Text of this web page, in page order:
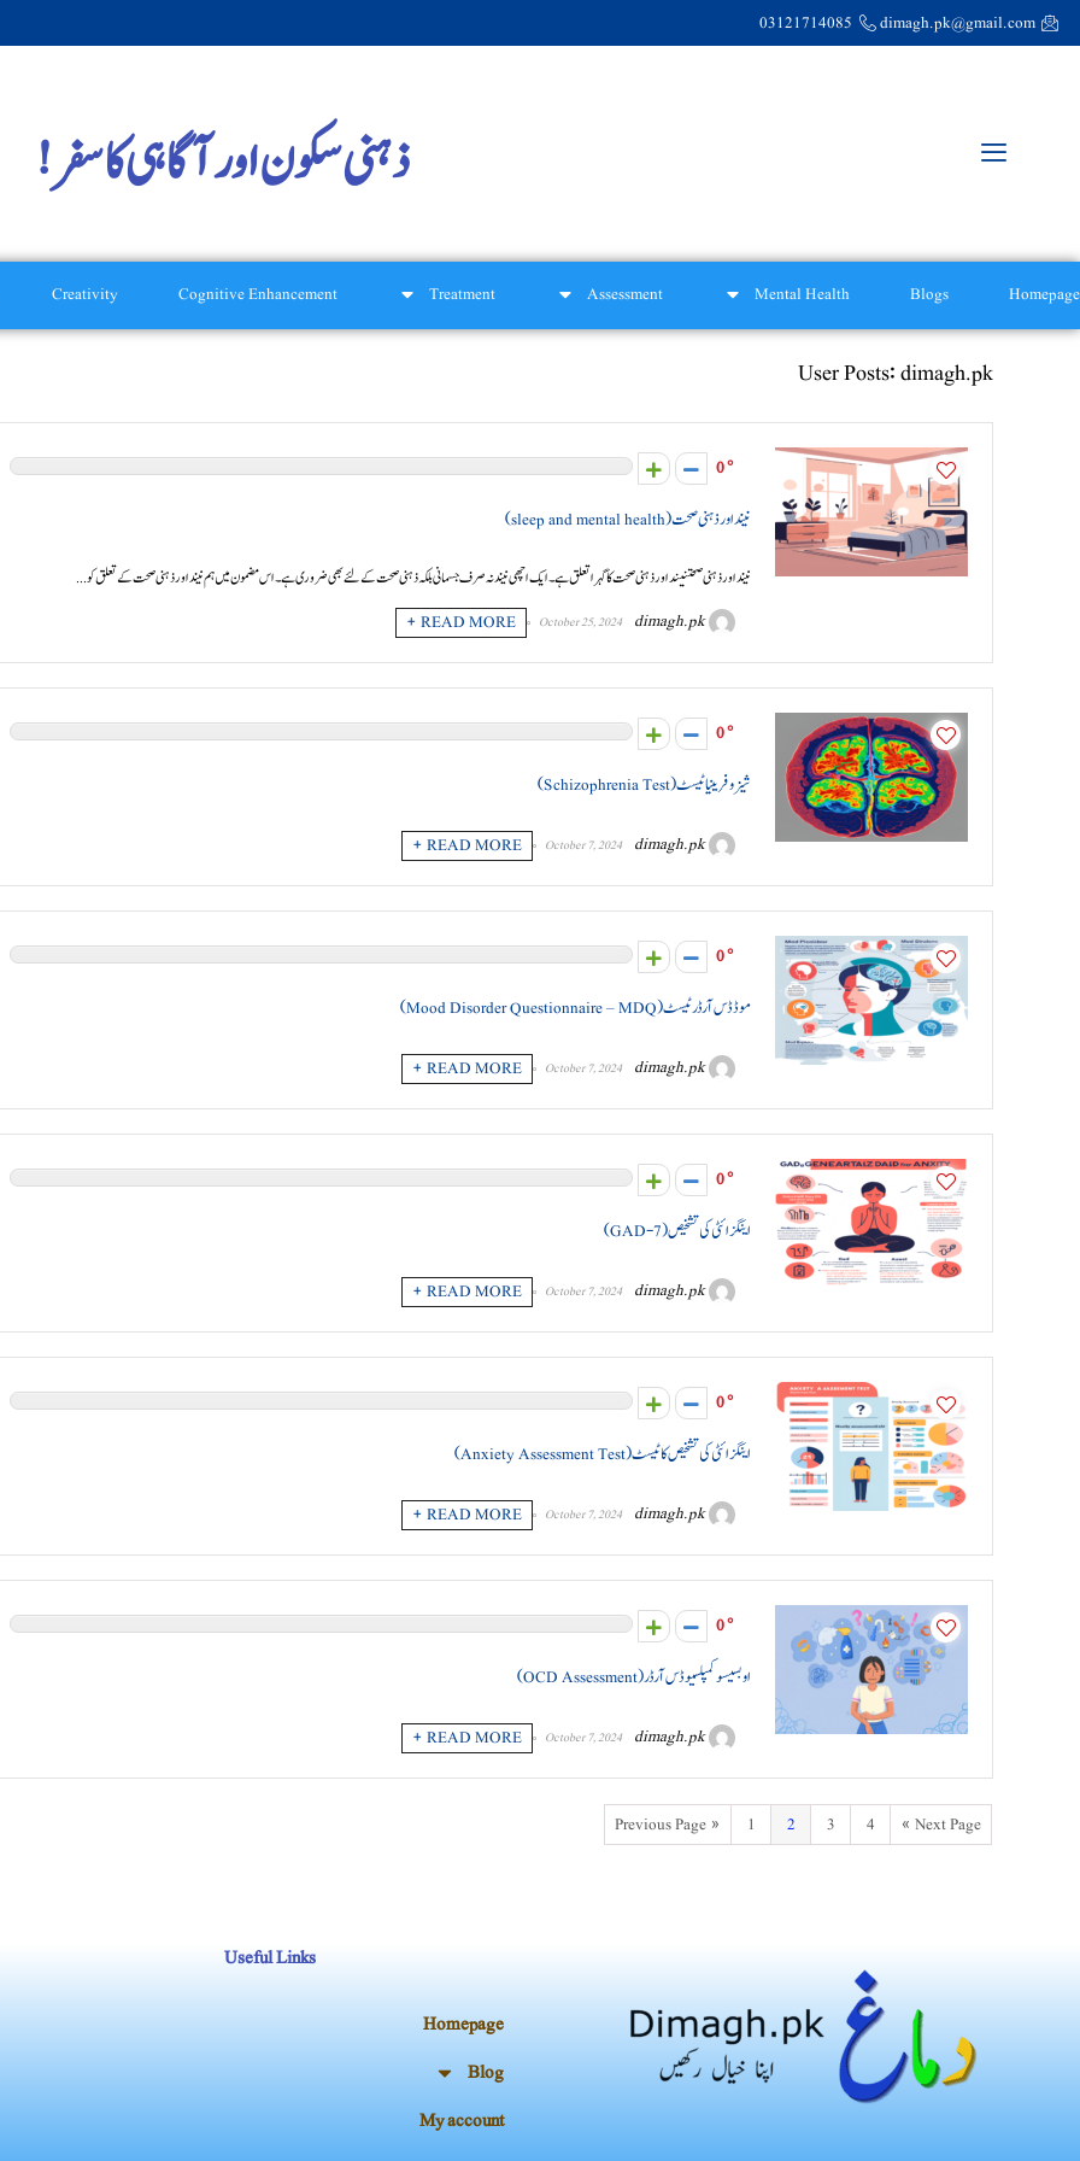
dimagh.pk@gmail.com
03121714085
ذہنی سکون اور آگاہی کا سفر!
Homepage
Blogs
Mental Health
Assessment
Treatment
Cognitive Enhancement
Creativity
User Posts:dimagh.pk
0
نیند اور ذہنی صحت (sleep and mental health)
نیند اور ذہنی صحتنیند اور ذہنی صحت کا گہرا تعلق ہے۔ ایک اچھی نیند نہ صرف جسمانی بلکہ ذہنی صحت کے لئے بھی ضروری ہے۔ اس مضمون میں ہم نیند اور ذہنی صحت کے تعلق کو ...
dimagh.pk
October 25, 2024
READ MORE +
0
شیزوفرینیا ٹیسٹ (Schizophrenia Test)
dimagh.pk
October 7, 2024
READ MORE +
0
موڈ ڈس آرڈر ٹیسٹ (Mood Disorder Questionnaire – MDQ)
dimagh.pk
October 7, 2024
READ MORE +
0
اینگزائٹی کی تشخیص (GAD-7)
dimagh.pk
October 7, 2024
READ MORE +
0
اینگزائٹی کی تشخیص کا ٹیسٹ (Anxiety Assessment Test)
dimagh.pk
October 7, 2024
READ MORE +
0
اوبسیسو کمپلسیو ڈس آرڈر (OCD Assessment)
dimagh.pk
October 7, 2024
READ MORE +
« Previous Page 1 2 3 4 Next Page »
Useful Links
Homepage
Blog
My account